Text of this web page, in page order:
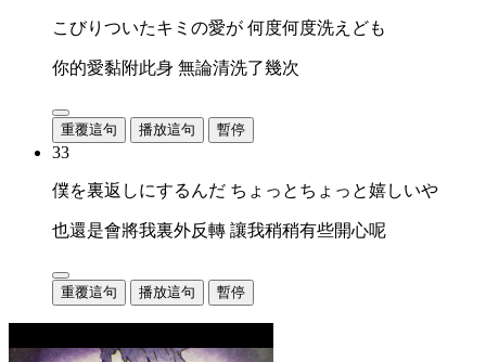
こびりついたキミの愛が 何度何度洗えども
你的愛黏附此身 無論清洗了幾次
重覆這句 播放這句 暫停
33
僕を裏返しにするんだ ちょっとちょっと嬉しいや
也還是會將我裏外反轉 讓我稍稍有些開心呢
重覆這句 播放這句 暫停